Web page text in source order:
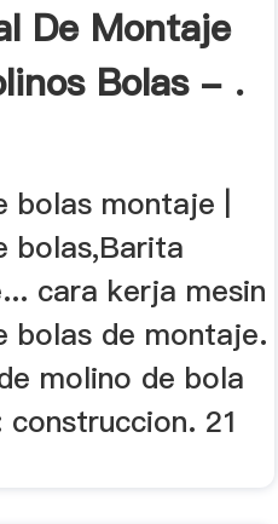
De Montaje
Bolas - .
bolas montaje |
bolas,Barita
cara kerja mesin
bolas de montaje.
molino de bola
21